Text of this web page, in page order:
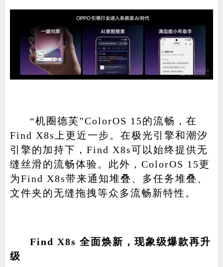
“机圈德芙”ColorOS 15的流畅，在
Find X8s上更近一步。在极光引擎和潮汐
引擎的加持下，Find X8s可以始终提供无
缝丝滑的流畅体验。此外，ColorOS 15更
为Find X8s带来通知堆叠、多任务堆叠、
文件夹的无缝拖拽等众多流畅新特性。
Find X8s 全面焕新，现象级爆款再升
级